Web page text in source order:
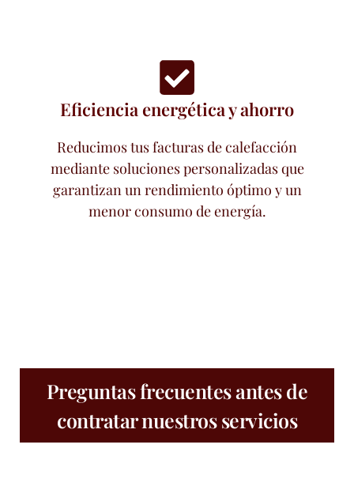
Eficiencia energética y ahorro
Reducimos tus facturas de calefacción
mediante soluciones personalizadas que
garantizan un rendimiento óptimo y un
menor consumo de energía.
Preguntas frecuentes antes de
contratar nuestros servicios